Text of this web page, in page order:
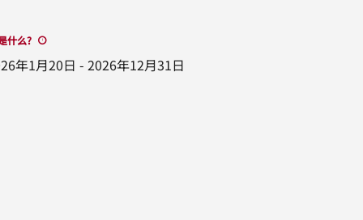
什么?
年1月20日 - 2026年12月31日